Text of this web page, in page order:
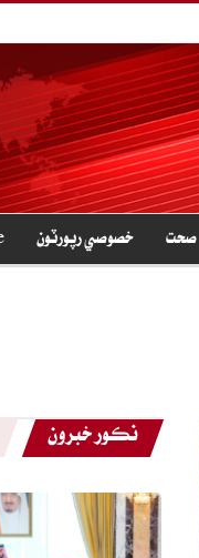
صحت خصوصي رپورٽون
نڪور خبرون